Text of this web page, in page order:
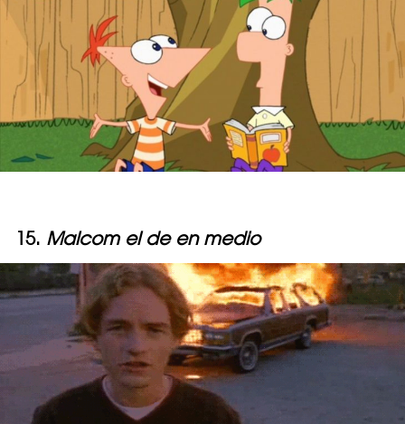
15. Malcom el de en medio